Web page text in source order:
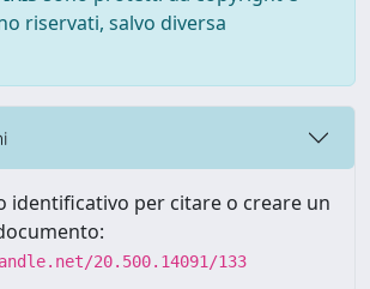
riservati, salvo diversa
identificativo per citare o creare un
20.500.14091/133